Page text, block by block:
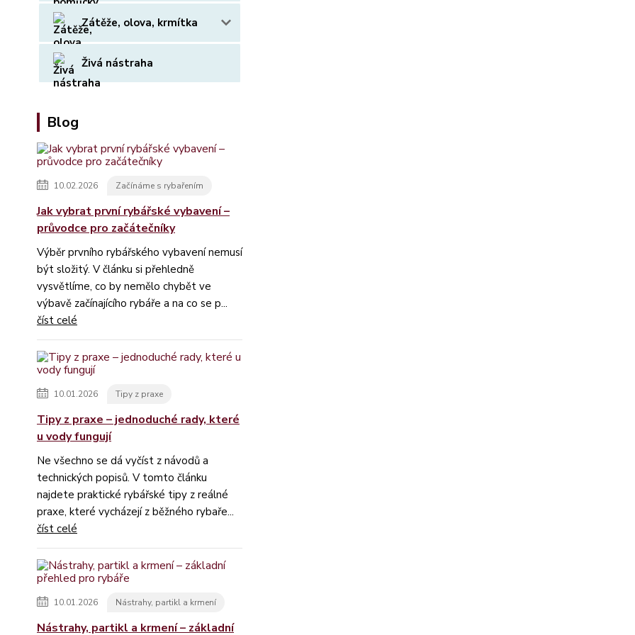
Zátěže, olova, krmítka
Živá nástraha
Blog
10.02.2026 Začínáme s rybařením
Jak vybrat první rybářské vybavení –
průvodce pro začátečníky
Výběr prvního rybářského vybavení nemusí
být složitý. V článku si přehledně
vysvětlíme, co by nemělo chybět ve
výbavě začínajícího rybáře a na co se p...
číst celé
10.01.2026 Tipy z praxe
Tipy z praxe – jednoduché rady, které
u vody fungují
Ne všechno se dá vyčíst z návodů a
technických popisů. V tomto článku
najdete praktické rybářské tipy z reálné
praxe, které vycházejí z běžného rybaře...
číst celé
10.01.2026 Nástrahy, partikl a krmení
Nástrahy, partikl a krmení – základní